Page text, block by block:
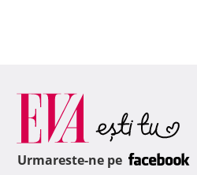
Urmareste-ne pe